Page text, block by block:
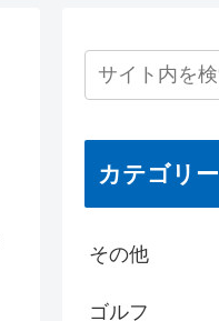
カテゴリー
その他
ゴルフ